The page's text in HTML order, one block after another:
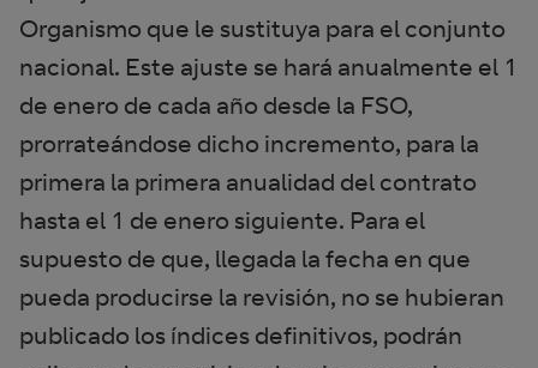
Organismo que le sustituya para el conjunto
nacional. Este ajuste se hará anualmente el 1
de enero de cada año desde la FSO,
prorrateándose dicho incremento, para la
primera la primera anualidad del contrato
hasta el 1 de enero siguiente. Para el
supuesto de que, llegada la fecha en que
pueda producirse la revisión, no se hubieran
publicado los índices definitivos, podrán